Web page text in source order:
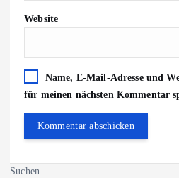
Website
Name, E-Mail-Adresse und
für meinen nächsten Kommentar
Suchen